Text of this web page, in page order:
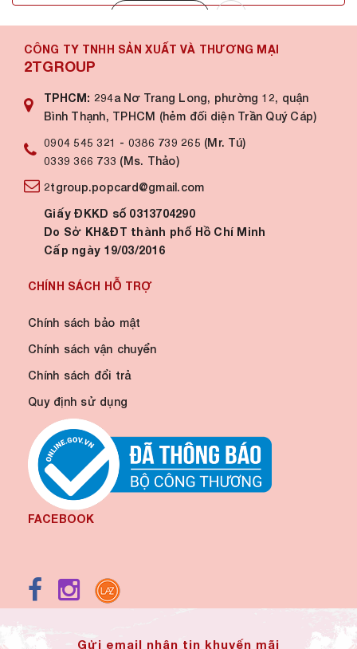
CÔNG TY TNHH SẢN XUẤT VÀ THƯƠNG MẠI
2TGROUP
TPHCM: 294a Nơ Trang Long, phường 12, quận
Bình Thạnh, TPHCM (hẻm đối diện Trần Quý Cáp)
0904 545 321 - 0386 739 265 (Mr. Tú)
0339 366 733 (Ms. Thảo)
2tgroup.popcard@gmail.com
Giấy ĐKKD số 0313704290
Do Sở KH&ĐT thành phố Hồ Chí Minh
Cấp ngày 19/03/2016
CHÍNH SÁCH HỖ TRỢ
Chính sách bảo mật
Chính sách vận chuyển
Chính sách đổi trả
Quy định sử dụng
FACEBOOK
Gửi email nhận tin khuyến mãi